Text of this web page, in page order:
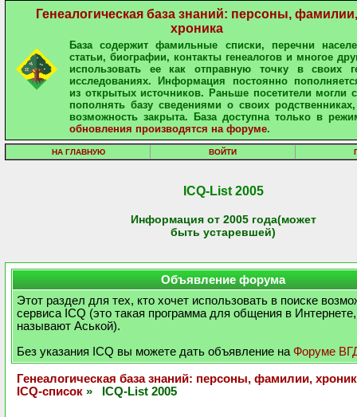
Генеалогическая база знаний: персоны, фамилии,
хроника
База содержит фамильные списки, перечни
статьи, биографии, контакты генеалогов и многое
использовать ее как отправную точку в своих
исследованиях. Информация постоянно
из открытых источников. Раньше посетители могли
пополнять базу сведениями о своих
возможность закрыта. База доступна только в
обновления производятся на форуме.
НА ГЛАВНУЮ ВОЙТИ
ICQ-List 2005
Информация от 2005 года(может
быть устаревшей)
Объявление форума
Этот раздел для тех, кто хочет использовать в поиске
сервиса ICQ (это такая программа для общения в
называют Аськой).
Без указания ICQ вы можете дать объявление на Форуме
Генеалогическая база знаний: персоны, фамилии,
ICQ-список » ICQ-List 2005